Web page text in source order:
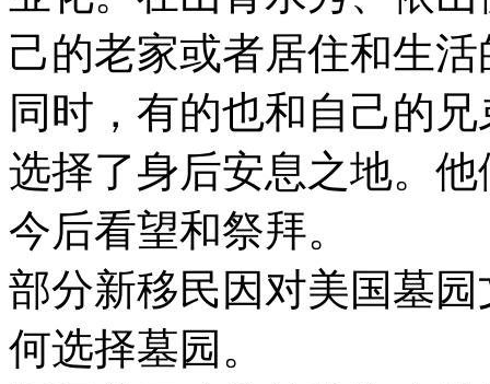
己的老家或者居住和生
同时，有的也和自己的
选择了身后安息之地。
今后看望和祭拜。
部分新移民因对美国墓
何选择墓园。